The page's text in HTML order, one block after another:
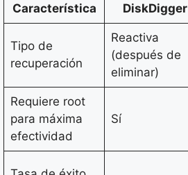
Característica DiskDigger
Tipo de
recuperación
Reactiva
(después de
eliminar)
Requiere root
para máxima
efectividad
Sí